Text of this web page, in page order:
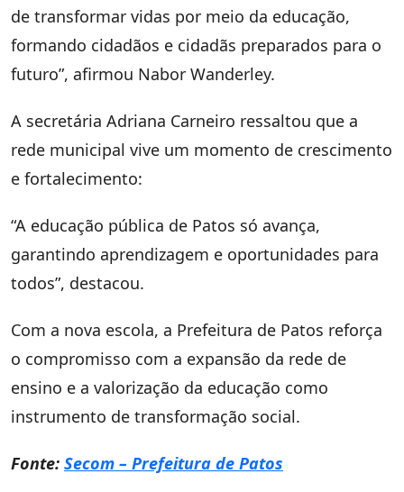
de transformar vidas por meio da educação,
formando cidadãos e cidadãs preparados para o
futuro”, afirmou Nabor Wanderley.
A secretária Adriana Carneiro ressaltou que a
rede municipal vive um momento de crescimento
e fortalecimento:
“A educação pública de Patos só avança,
garantindo aprendizagem e oportunidades para
todos”, destacou.
Com a nova escola, a Prefeitura de Patos reforça
o compromisso com a expansão da rede de
ensino e a valorização da educação como
instrumento de transformação social.
Fonte: Secom – Prefeitura de Patos